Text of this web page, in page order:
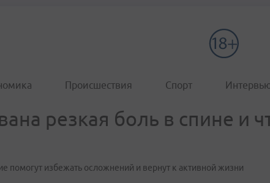
Происшествия Спорт
резкая боль в спине и
избежать осложнений и вернут к активной жизни